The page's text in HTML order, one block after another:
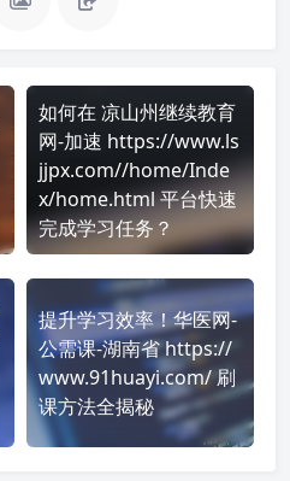
如何在 凉山州继续教育
网-加速 https://www.ls
jjpx.com//home/Inde
x/home.html 平台快速
完成学习任务？
提升学习效率！华医网-
公需课-湖南省 https://
www.91huayi.com/ 刷
课方法全揭秘